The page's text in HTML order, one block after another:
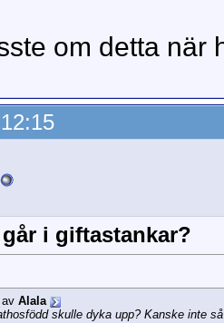
om detta
i giftastankar?
av Alala
skulle dyka upp? Kanske inte